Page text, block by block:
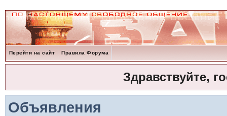
Перейти на сайт Правила Форума
Здравствуйте,
Объявления